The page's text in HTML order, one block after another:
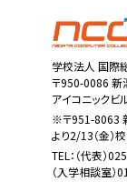
学校法人 国際
〒950-0086
アイコニックビ
※〒951-8063
より2/13（金）
TEL： （代表）
（入学相談室）